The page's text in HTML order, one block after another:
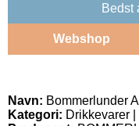
Bedst
Webshop
Navn: Bommerlunder
Kategori: Drikkevarer